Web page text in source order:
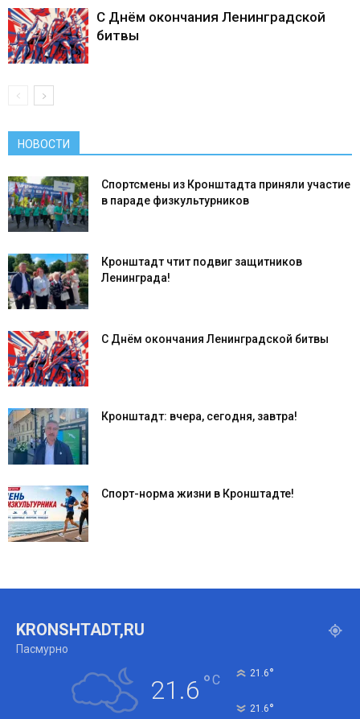
С Днём окончания Ленинградской
битвы
НОВОСТИ
Спортсмены из Кронштадта приняли участие
в параде физкультурников
Кронштадт чтит подвиг защитников
Ленинграда!
С Днём окончания Ленинградской битвы
Кронштадт: вчера, сегодня, завтра!
Спорт-норма жизни в Кронштадте!
KRONSHTADT,RU
Пасмурно
21.6 °C 21.6°
21.6°